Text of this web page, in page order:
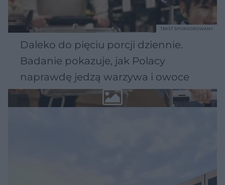
Daleko do pięciu porcji dziennie.
Badanie pokazuje, jak Polacy
naprawdę jedzą warzywa i owoce
TEKST SPONSOROWANY